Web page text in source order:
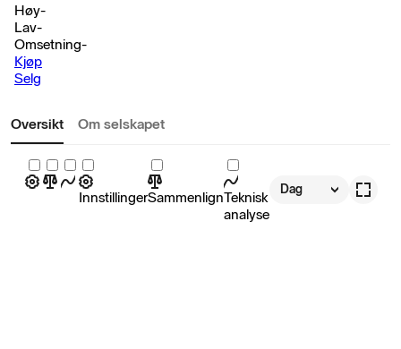
Høy-
Lav-
Omsetning-
Kjøp
Selg
Oversikt Om selskapet
InnstillingerSammenlignTeknisk
analyse
Dag